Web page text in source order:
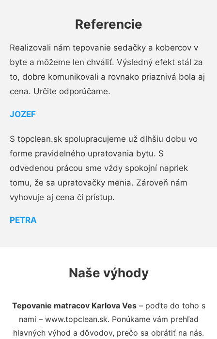
Referencie
Realizovali nám tepovanie sedačky a kobercov v
byte a môžeme len chváliť. Výsledný efekt stál za
to, dobre komunikovali a rovnako priaznivá bola aj
cena. Určite odporúčame.
JOZEF
S topclean.sk spolupracujeme už dlhšiu dobu vo
forme pravidelného upratovania bytu. S
odvedenou prácou sme vždy spokojní napriek
tomu, že sa upratovačky menia. Zároveň nám
vyhovuje aj cena či prístup.
PETRA
Naše výhody
Tepovanie matracov Karlova Ves– poďte do toho s
nami – www.topclean.sk. Ponúkame vám prehľad
hlavných výhod a dôvodov, prečo sa obrátiť na nás.